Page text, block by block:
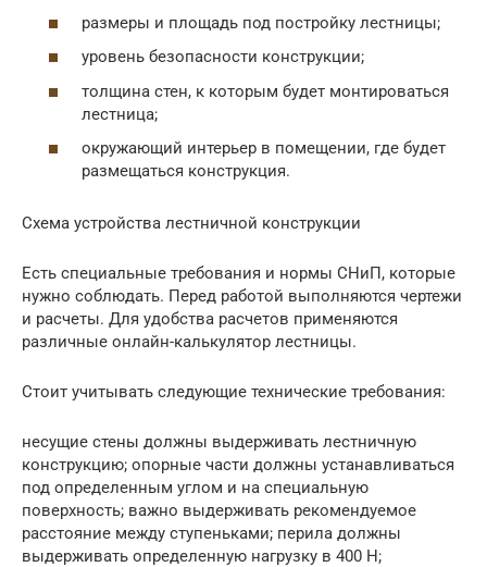
размеры и площадь под постройку лестницы;
уровень безопасности конструкции;
толщина стен, к которым будет монтироваться
лестница;
окружающий интерьер в помещении, где будет
размещаться конструкция.
Схема устройства лестничной конструкции
Есть специальные требования и нормы СНиП, которые
нужно соблюдать. Перед работой выполняются чертежи
и расчеты. Для удобства расчетов применяются
различные онлайн-калькулятор лестницы.
Стоит учитывать следующие технические требования:
несущие стены должны выдерживать лестничную
конструкцию; опорные части должны устанавливаться
под определенным углом и на специальную
поверхность; важно выдерживать рекомендуемое
расстояние между ступеньками; перила должны
выдерживать определенную нагрузку в 400 Н;